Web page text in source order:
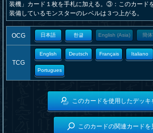
装機」カード１枚を手札に加える。③：このカード
装備しているモンスターのレベルは３つ上がる。
OCG 日本語 한글 English (Asia) 簡
TCG
English Deutsch Français Italiano
Portugues
このカードを使用したデッキ
このカードの関連カードを